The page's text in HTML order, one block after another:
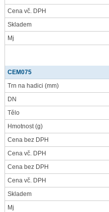
Cena vč. DPH
Skladem
Mj
CEM075
Trn na hadici (mm)
DN
Tělo
Hmotnost(g)
Cena bez DPH
Cena vč. DPH
Cena bez DPH
Cena vč. DPH
Skladem
Mj